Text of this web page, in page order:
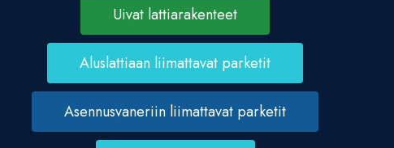
Uivat lattiarakenteet
Aluslattiaan liimattavat parketit
Asennusvaneriin liimattavat parketit